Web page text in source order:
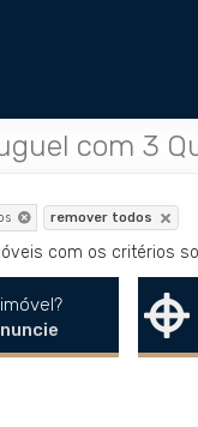
com 3
remover todos
com os critérios